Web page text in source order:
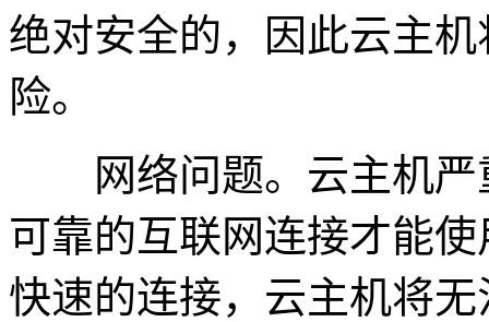
绝对安全的，因此云主
险。
网络问题。云主机严
可靠的互联网连接才能
快速的连接，云主机将